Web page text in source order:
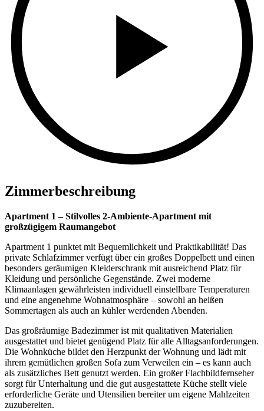
Zimmerbeschreibung
Apartment 1 – Stilvolles 2-Ambiente-Apartment mit
großzügigem Raumangebot
Apartment 1 punktet mit Bequemlichkeit und Praktikabilität! Das
private Schlafzimmer verfügt über ein großes Doppelbett und einen
besonders geräumigen Kleiderschrank mit ausreichend Platz für
Kleidung und persönliche Gegenstände. Zwei moderne
Klimaanlagen gewährleisten individuell einstellbare Temperaturen
und eine angenehme Wohnatmosphäre – sowohl an heißen
Sommertagen als auch an kühler werdenden Abenden.
Das großräumige Badezimmer ist mit qualitativen Materialien
ausgestattet und bietet genügend Platz für alle Alltagsanforderungen.
Die Wohnküche bildet den Herzpunkt der Wohnung und lädt mit
ihrem gemütlichen großen Sofa zum Verweilen ein – es kann auch
als zusätzliches Bett genutzt werden. Ein großer Flachbildfernseher
sorgt für Unterhaltung und die gut ausgestattete Küche stellt viele
erforderliche Geräte und Utensilien bereiter um eigene Mahlzeiten
zuzubereiten.